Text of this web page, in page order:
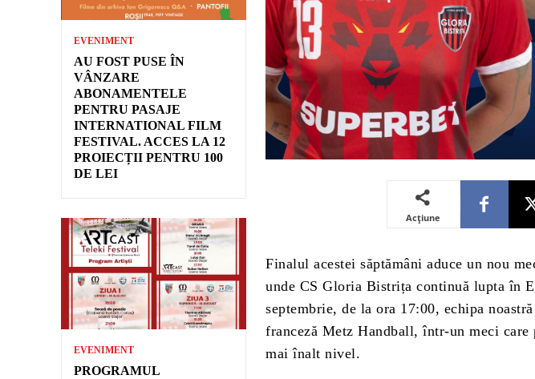
EVENIMENT
AU FOST PUSE ÎN
VÂNZARE
ABONAMENTELE
PENTRU PASAJE
INTERNATIONAL FILM
FESTIVAL. ACCES LA 12
PROIECȚII PENTRU 100
DE LEI
EVENIMENT
PROGRAMUL
Acțiune
Finalul acestei săptămâni aduce un nou
unde CS Gloria Bistrița continuă lupta în
septembrie, de la ora 17:00, echipa
franceză Metz Handball, într-un meci
mai înalt nivel.